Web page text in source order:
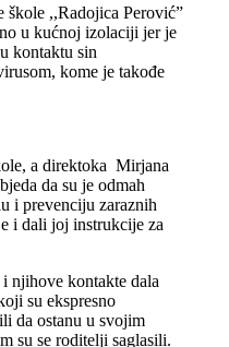
škole ,,Radojica Perović”
u kućnoj izolaciji jer je
kontaktu sin
kome je takođe
a direktoka Mirjana
da su je odmah
i prevenciju zaraznih
i dali joj instrukcije za
njihove kontakte dala
su ekspresno
da ostanu u svojim
su se roditelji saglasili.